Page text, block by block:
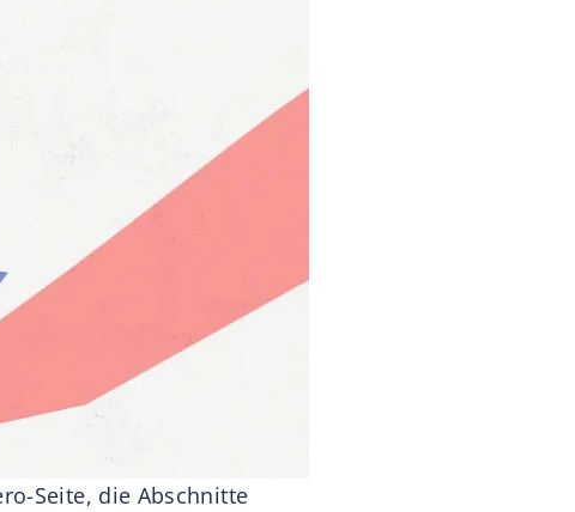
Seite, die Abschnitte